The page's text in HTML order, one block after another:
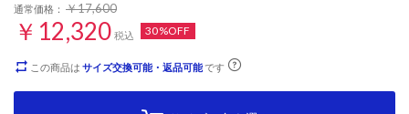
通常価格： ￥17,600
￥12,320 税込 30%OFF
この商品は サイズ交換可能・返品可能です